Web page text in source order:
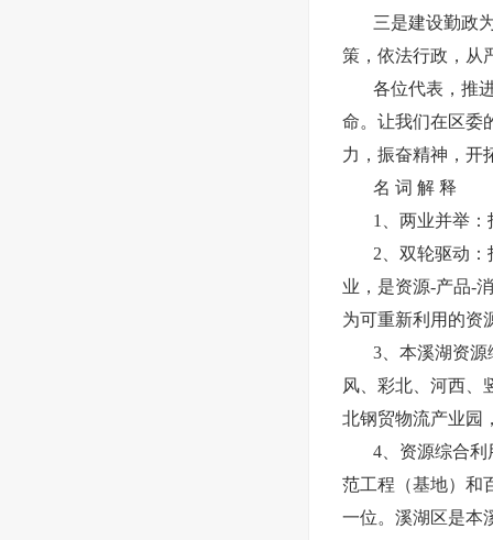
三是建设勤政
策，依法行政，从
各位代表，推
命。让我们在区委
力，振奋精神，开
名 词 解 释
1、两业并举
2、双轮驱动：
业，是资源-产品-
为可重新利用的资
3、本溪湖资
风、彩北、河西、
北钢贸物流产业园
4、资源综合利
范工程（基地）和
一位。溪湖区是本